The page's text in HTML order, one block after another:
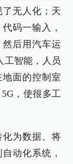
无人化；天
码一输入，
后用汽车运
工智能，人员
面的控制室
，使很多工
为数据、将
动化系统，